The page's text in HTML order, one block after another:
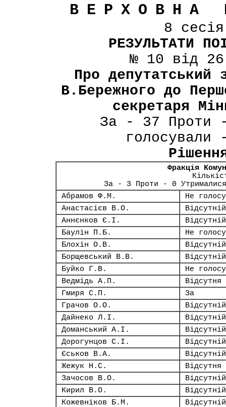
ВЕРХОВНА
8
РЕЗУЛЬТАТИ
№ 10 від
Про депутатський
В.Бережного до
секретаря
За - 37 Проти
Фракція
За - 3 Проти - 0
Абрамов Ф.М.
Не
Анастасієв В.О.
Відсутній
Аннєнков Є.І.
Відсутній
Баулін П.Б.
Не
Блохін О.В.
Відсутній
Борщевський В.В.
Відсутній
Буйко Г.В.
Не
Ведмідь А.П.
Відсутня
Гмиря С.П.
За
Грачов О.О.
Відсутній
Дайнеко Л.І.
Відсутній
Доманський А.І.
Відсутній
Дорогунцов С.І.
Відсутній
Єськов В.А.
Відсутній
Жежук Н.С.
Відсутня
Зачосов В.О.
Відсутній
Кирил В.О.
Відсутній
Кожевніков Б.М.
Відсутній